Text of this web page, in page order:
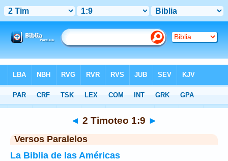
>2 Timoteo Capítulo 1 > Verso 9
◄ 2 Timoteo 1:9 ►
Versos Paralelos
La Biblia de las Américas